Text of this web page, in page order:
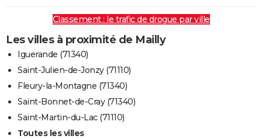
Classement : le trafic de drogue par ville
Les villes à proximité de Mailly
Iguerande (71340)
Saint-Julien-de-Jonzy (71110)
Fleury-la-Montagne (71340)
Saint-Bonnet-de-Cray (71340)
Saint-Martin-du-Lac (71110)
Toutes les villes